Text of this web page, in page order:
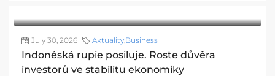
July 30, 2026 Aktuality,Business
Indonéská rupie posiluje. Roste důvěra
investorů ve stabilitu ekonomiky